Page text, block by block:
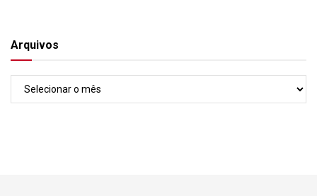
Arquivos